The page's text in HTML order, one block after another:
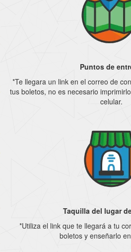
Puntos de
*Te llegara un link en el correo de
tus boletos, no es necesario
celular.
Taquilla del lugar
*Utiliza el link que te llegará a tu
boletos y enseñarlo